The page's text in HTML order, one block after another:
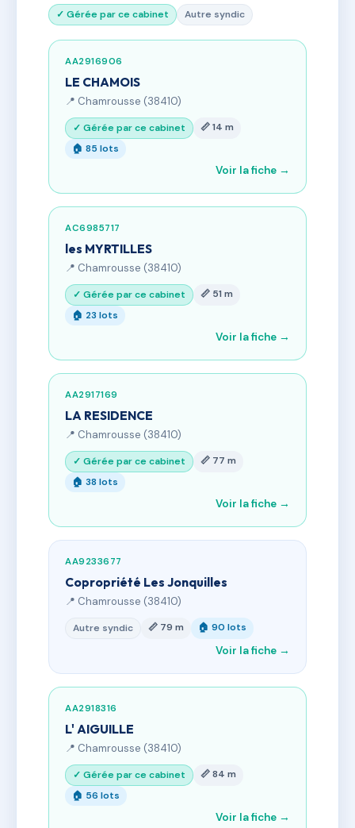
✓ Gérée par ce cabinet Autre syndic
AA2916906
LE CHAMOIS
📍 Chamrousse (38410)
✓ Gérée par ce cabinet
📏 14 m
🏠 85 lots
Voir la fiche →
AC6985717
les MYRTILLES
📍 Chamrousse (38410)
✓ Gérée par ce cabinet
📏 51 m
🏠 23 lots
Voir la fiche →
AA2917169
LA RESIDENCE
📍 Chamrousse (38410)
✓ Gérée par ce cabinet
📏 77 m
🏠 38 lots
Voir la fiche →
AA9233677
Copropriété Les Jonquilles
📍 Chamrousse (38410)
Autre syndic 📏 79 m 🏠 90 lots
Voir la fiche →
AA2918316
L' AIGUILLE
📍 Chamrousse (38410)
✓ Gérée par ce cabinet
📏 84 m
🏠 56 lots
Voir la fiche →